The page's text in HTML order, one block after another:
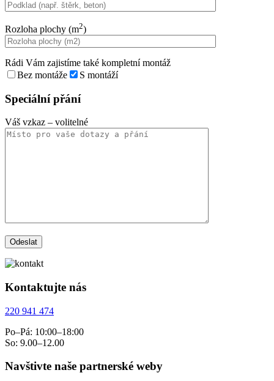
Rozloha plochy (m2)
Rádi Vám zajistíme také kompletní montáž
Bez montáže
S montáží
Speciální přání
Váš vzkaz – volitelné
Kontaktujte nás
220 941 474
Po–Pá: 10:00–18:00
So: 9.00–12.00
Navštivte naše partnerské weby